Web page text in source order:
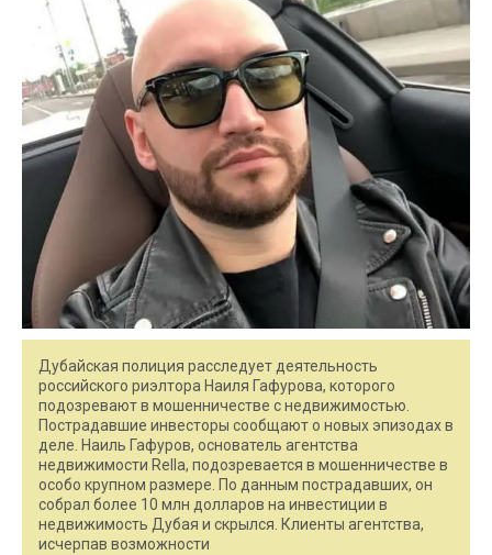
Дубайская полиция расследует деятельность
российского риэлтора Наиля Гафурова, которого
подозревают в мошенничестве с недвижимостью.
Пострадавшие инвесторы сообщают о новых эпизодах в
деле. Наиль Гафуров, основатель агентства
недвижимости Rella, подозревается в мошенничестве в
особо крупном размере. По данным пострадавших, он
собрал более 10 млн долларов на инвестиции в
недвижимость Дубая и скрылся. Клиенты агентства,
исчерпав возможности